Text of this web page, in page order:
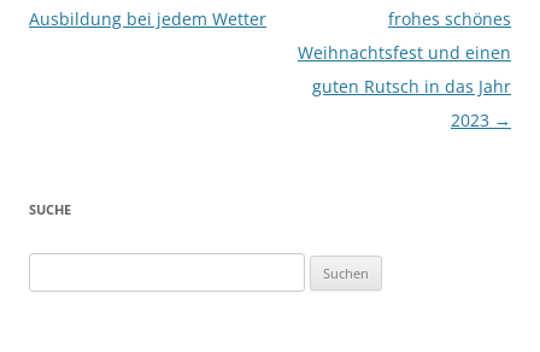
Ausbildung bei jedem Wetter
frohes schönes
Weihnachtsfest und einen
guten Rutsch in das Jahr
2023 →
SUCHE
nach: